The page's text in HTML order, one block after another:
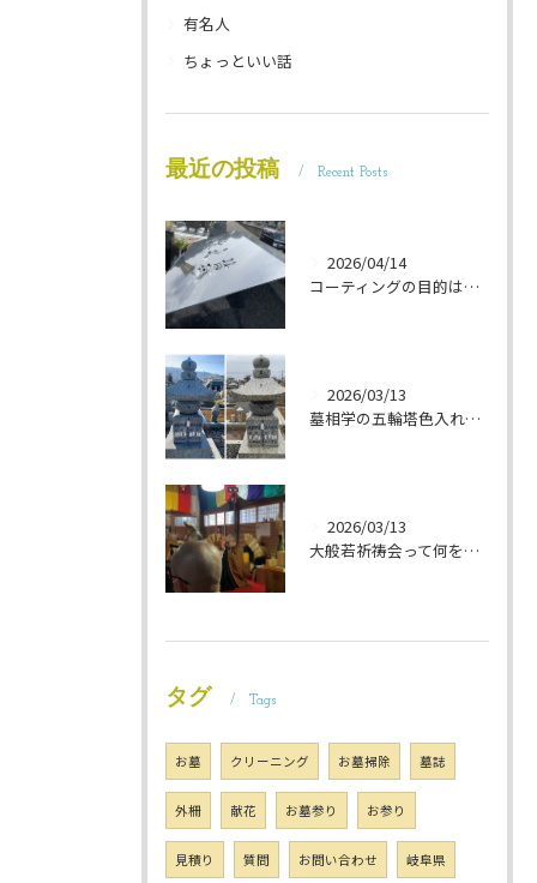
有名人
ちょっといい話
最近の投稿 Recent Posts
2026/04/14
コーティングの目的は 墓石を保護することです 岐阜のお墓掃除屋「磨き専隊」です
2026/03/13
墓相学の五輪塔色入れ 岐阜のお墓掃除屋「磨き専隊」です
2026/03/13
大般若祈祷会って何をするの？ 岐阜のお墓掃除屋「磨き専隊」です
タグ Tags
お墓 クリーニング お墓掃除 墓誌
外柵 献花 お墓参り お参り
見積り 質問 お問い合わせ 岐阜県